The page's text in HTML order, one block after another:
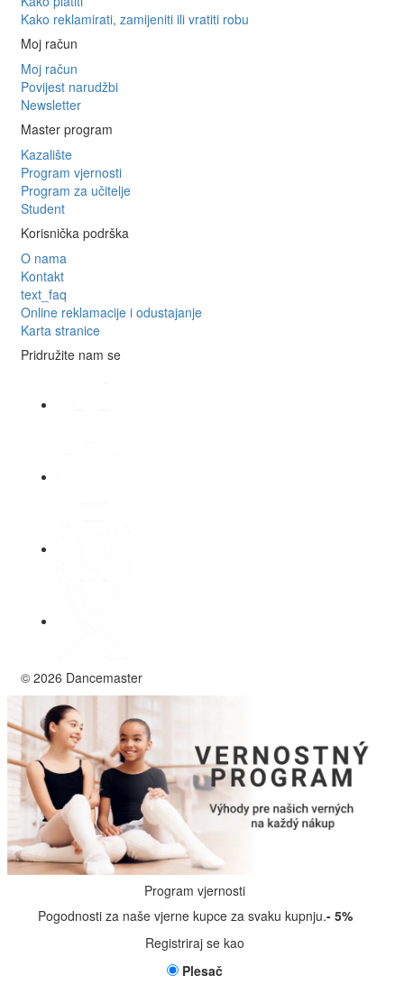
Kako reklamirati, zamijeniti ili vratiti robu
Moj račun
Moj račun
Povijest narudžbi
Newsletter
Master program
Kazalište
Program vjernosti
Program za učitelje
Student
Korisnička podrška
O nama
Kontakt
text_faq
Online reklamacije i odustajanje
Karta stranice
Pridružite nam se
© 2026 Dancemaster
Program vjernosti
Pogodnosti za naše vjerne kupce za svaku kupnju.- 5%
Registriraj se kao
Plesač